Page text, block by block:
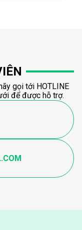
gọi tới HOTLINE
để được hỗ trợ.